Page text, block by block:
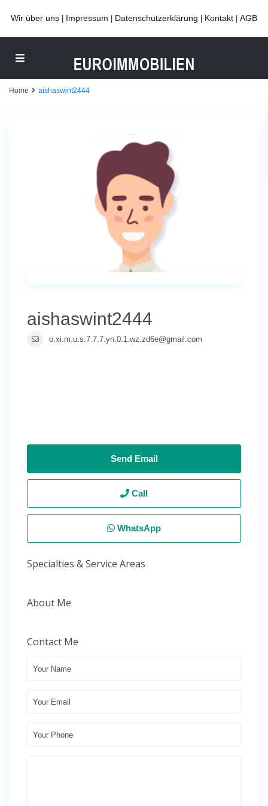
Wir über uns Impressum Datenschutzerklärung Kontakt AGB
Home aishaswint2444
aishaswint2444
o.xi.m.u.s.7.7.7.yn.0.1.wz.zd6e@gmail.com
Send Email
Call
WhatsApp
Specialties & Service Areas
About Me
Contact Me